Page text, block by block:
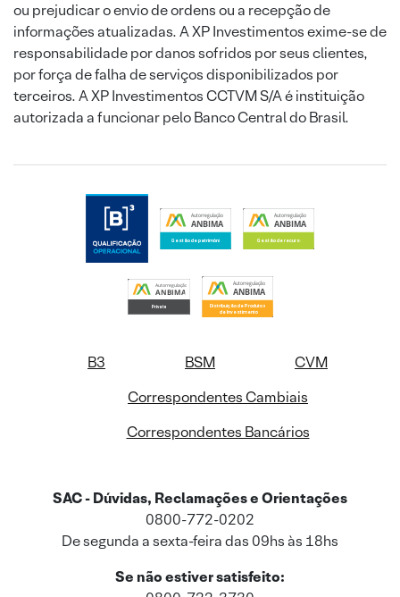
ou prejudicar o envio de ordens ou a recepção de
informações atualizadas. A XP Investimentos exime-se de
responsabilidade por danos sofridos por seus clientes,
por força de falha de serviços disponibilizados por
terceiros. A XP Investimentos CCTVM S/A é instituição
autorizada a funcionar pelo Banco Central do Brasil.
B3 BSM
CVM
Correspondentes Cambiais
Correspondentes Bancários
SAC - Dúvidas, Reclamações e Orientações
0800-772-0202
De segunda a sexta-feira das 09hs às 18hs
Se não estiver satisfeito: